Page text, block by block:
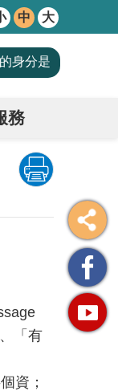
中 大
身分是
務
「有
資；